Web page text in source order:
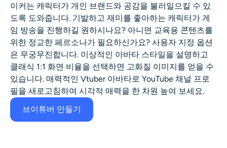
이커는 캐릭터가 개인 브랜드와 공감을 불러일으킬 수 있
도록 도와줍니다. 기발하고 재미를 좋아하는 캐릭터가 게
임 방송을 진행하길 원하시나요? 아니면 교육용 콘텐츠를
위한 정교한 페르소나가 필요하신가요? 사용자 지정 옵션
은 무궁무진합니다. 이상적인 아바타 스타일을 설명하고
클래식 1:1 화면 비율을 선택하면 고화질 이미지를 얻을 수
있습니다. 매력적인 Vtuber 아바타로 YouTube 채널 프로
필을 새로고침하여 시각적 매력을 한 차원 높여 보세요.
브이튜버 만들기